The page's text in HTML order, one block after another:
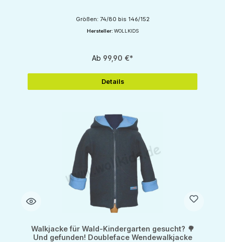
Größen: 74/80 bis 146/152
Hersteller: WOLLKIDS
Ab 99,90 €*
Details
Walkjacke für Wald-Kindergarten gesucht? 🌳
Und gefunden! Doubleface Wendewalkjacke